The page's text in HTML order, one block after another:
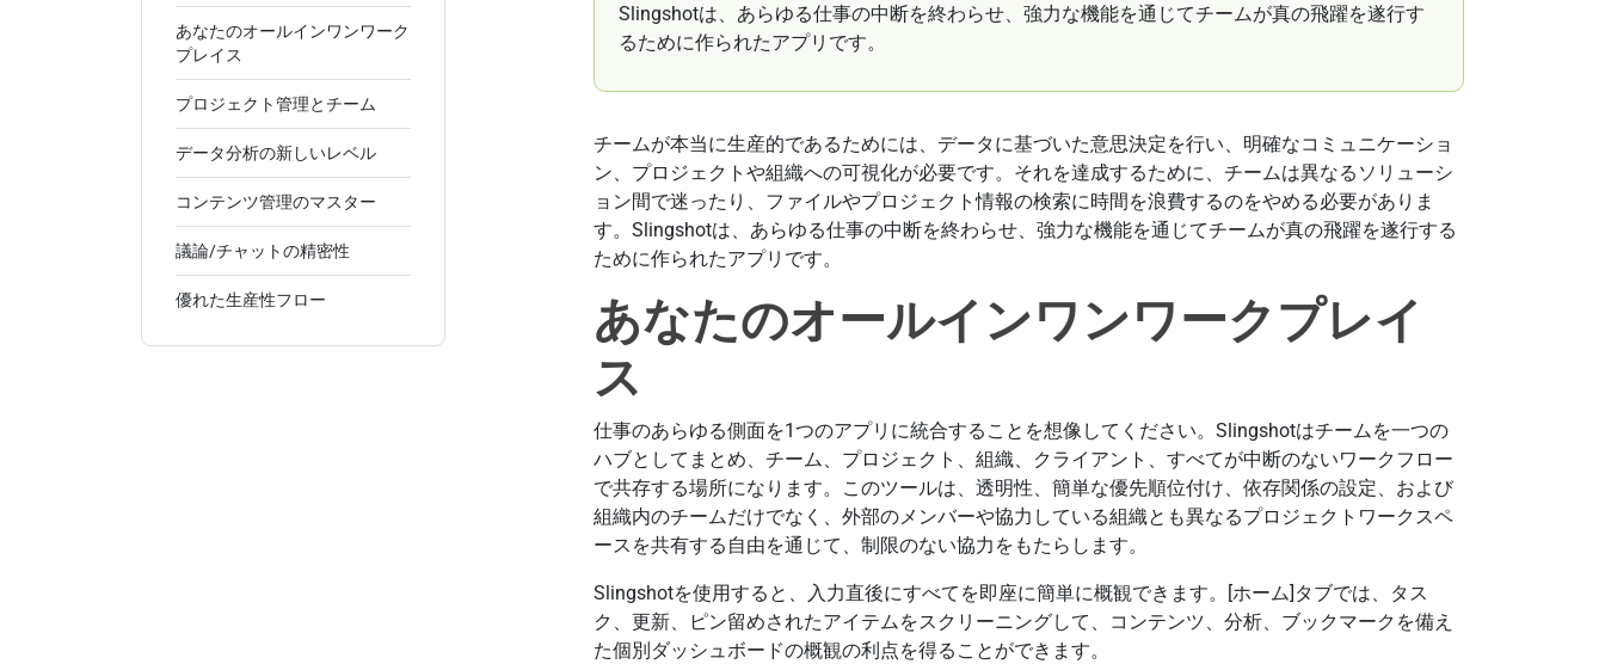
あなたのオールインワンワーク
プレイス
プロジェクト管理とチーム
データ分析の新しいレベル
コンテンツ管理のマスター
議論/チャットの精密性
優れた生産性フロー
Slingshotは、あらゆる仕事の中断を終わらせ、強力な機能を通じてチームが真の飛躍を遂行す
るために作られたアプリです。
チームが本当に生産的であるためには、データに基づいた意思決定を行い、明確なコミュニケーショ
ン、プロジェクトや組織への可視化が必要です。それを達成するために、チームは異なるソリューシ
ョン間で迷ったり、ファイルやプロジェクト情報の検索に時間を浪費するのをやめる必要がありま
す。Slingshotは、あらゆる仕事の中断を終わらせ、強力な機能を通じてチームが真の飛躍を遂行する
ために作られたアプリです。
あなたのオールインワンワークプレイ
ス
仕事のあらゆる側面を1つのアプリに統合することを想像してください。Slingshotはチームを一つの
ハブとしてまとめ、チーム、プロジェクト、組織、クライアント、すべてが中断のないワークフロー
で共存する場所になります。このツールは、透明性、簡単な優先順位付け、依存関係の設定、および
組織内のチームだけでなく、外部のメンバーや協力している組織とも異なるプロジェクトワークスペ
ースを共有する自由を通じて、制限のない協力をもたらします。
Slingshotを使用すると、入力直後にすべてを即座に簡単に概観できます。[ホーム]タブでは、タス
ク、更新、ピン留めされたアイテムをスクリーニングして、コンテンツ、分析、ブックマークを備え
た個別ダッシュボードの概観の利点を得ることができます。